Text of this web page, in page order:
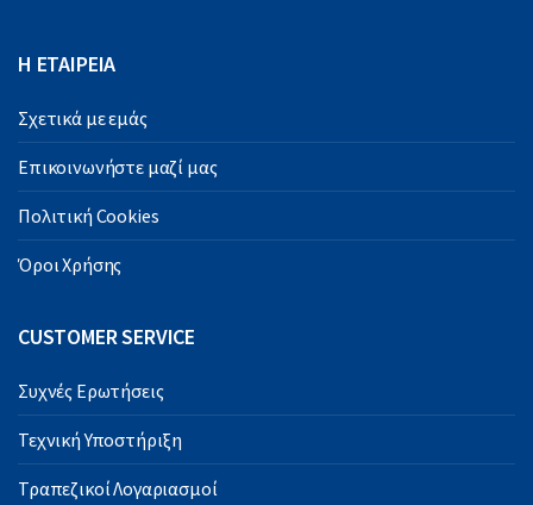
Η ΕΤΑΙΡΕΙΑ
Σχετικά με εμάς
Επικοινωνήστε μαζί μας
Πολιτική Cookies
Όροι Χρήσης
CUSTOMER SERVICE
Συχνές Ερωτήσεις
Τεχνική Υποστήριξη
Τραπεζικοί Λογαριασμοί